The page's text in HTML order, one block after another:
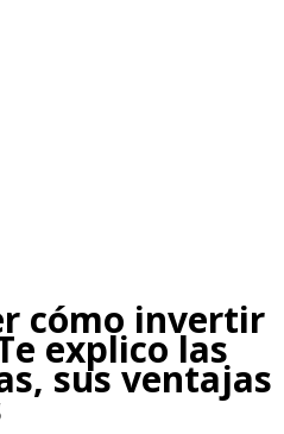
cómo invertir
explico las
sus ventajas